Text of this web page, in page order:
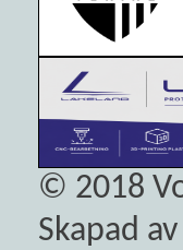
© 2018
Skapad